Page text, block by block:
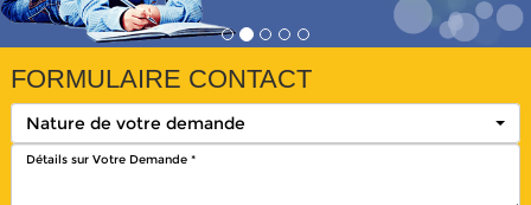
FORMULAIRE CONTACT
Nature de votre demande